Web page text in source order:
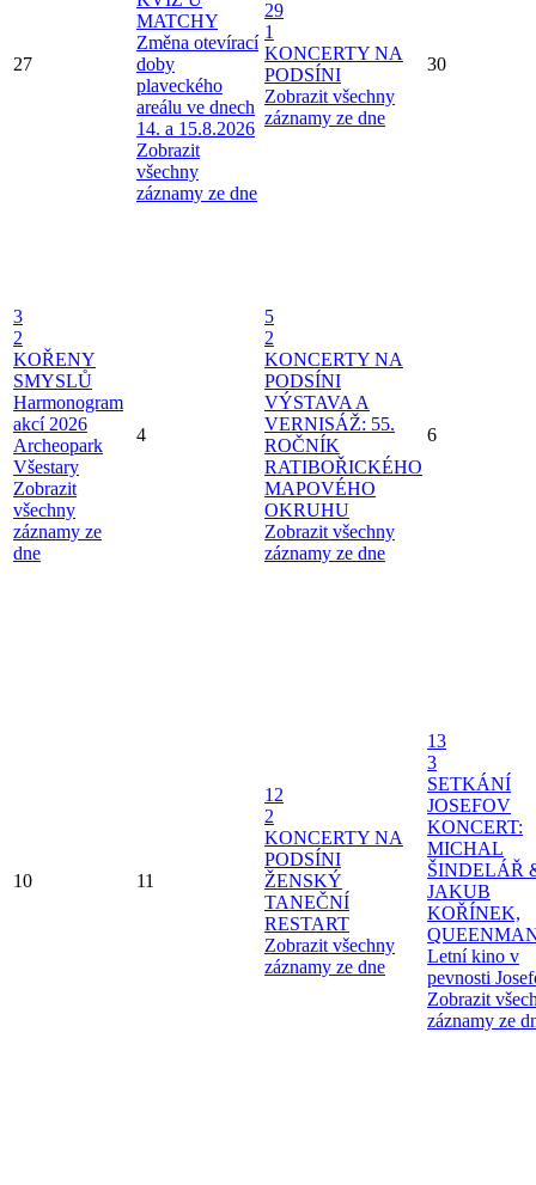
27
MATCHY
Změna otevírací
doby
plaveckého
areálu ve dnech
14. a 15.8.2026
Zobrazit
všechny
záznamy ze dne
29
1
KONCERTY NA
PODSÍNI
Zobrazit všechny
záznamy ze dne
30
3
2
KOŘENY
SMYSLŮ
Harmonogram
akcí 2026
Archeopark
Všestary
Zobrazit
všechny
záznamy ze
dne
4
5
2
KONCERTY NA
PODSÍNI
VÝSTAVA A
VERNISÁŽ: 55.
ROČNÍK
RATIBOŘICKÉHO
MAPOVÉHO
OKRUHU
Zobrazit všechny
záznamy ze dne
6
10 11
12
2
KONCERTY NA
PODSÍNI
ŽENSKÝ
TANEČNÍ
RESTART
Zobrazit všechny
záznamy ze dne
13
3
SETKÁNÍ
JOSEFOV
KONCERT:
MICHAL
ŠINDELÁŘ
JAKUB
KOŘÍNEK,
Letní kino v
pevnosti
Zobrazit
záznamy ze